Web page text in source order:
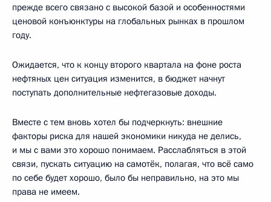
прежде всего связано с высокой базой и особенностями
ценовой конъюнктуры на глобальных рынках в прошлом
году.
Ожидается, что к концу второго квартала на фоне роста
нефтяных цен ситуация изменится, в бюджет начнут
поступать дополнительные нефтегазовые доходы.
Вместе с тем вновь хотел бы подчеркнуть: внешние
факторы риска для нашей экономики никуда не делись,
и мы с вами это хорошо понимаем. Расслабляться в этой
связи, пускать ситуацию на самотёк, полагая, что всё само
по себе будет хорошо, было бы неправильно, на это мы
права не имеем.